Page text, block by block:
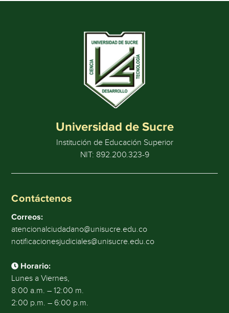
Universidad de Sucre
Institución de Educación Superior
NIT: 892.200.323-9
Contáctenos
Correos:
atencionalciudadano@unisucre.edu.co
notificacionesjudiciales@unisucre.edu.co
Horario:
Lunes a Viernes,
8:00 a.m. – 12:00 m.
2:00 p.m. – 6:00 p.m.